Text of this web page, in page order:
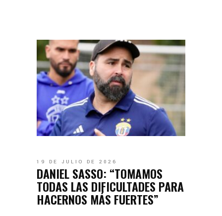
19 DE JULIO DE 2026
DANIEL SASSO: “TOMAMOS
TODAS LAS DIFICULTADES PARA
HACERNOS MÁS FUERTES”